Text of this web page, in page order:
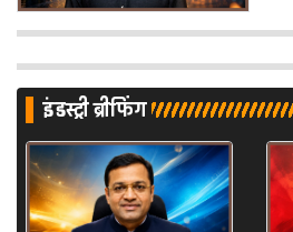
इंडस्ट्री ब्रीफिंग